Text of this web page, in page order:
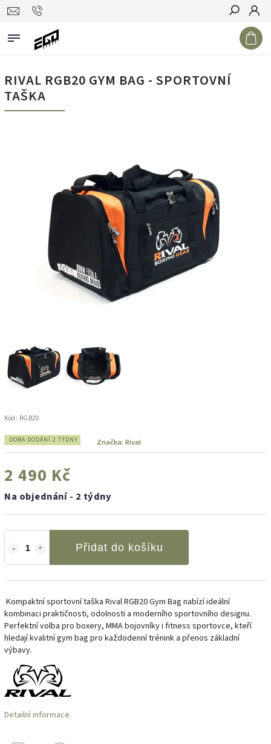
Hledat
RIVAL RGB20 GYM BAG - SPORTOVNÍ
TAŠKA
Kód: RGB20
DOBA DODÁNÍ 2 TÝDNY Značka: Rival
2 490 Kč
Na objednání - 2 týdny
Přidat do košíku
Kompaktní sportovní taška Rival RGB20 Gym Bag nabízí ideální
kombinaci praktičnosti, odolnosti a moderního sportovního designu.
Perfektní volba pro boxery, MMA bojovníky i fitness sportovce, kteří
hledají kvalitní gym bag pro každodenní trénink a přenos základní
výbavy.
Detailní informace